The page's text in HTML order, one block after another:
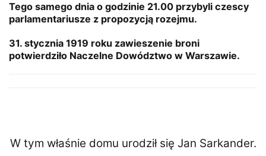
Tego samego dnia o godzinie 21.00 przybyli czescy
parlamentariusze z propozycją rozejmu.
31. stycznia 1919 roku zawieszenie broni
potwierdziło Naczelne Dowództwo w Warszawie.
W tym właśnie domu urodził się Jan Sarkander.